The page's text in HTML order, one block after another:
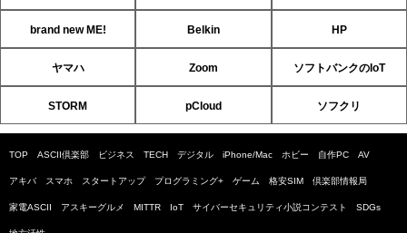
brand new ME! Belkin HP
ヤマハ Zoom ソフトバンクのIoT
STORM pCloud ソフクリ
TOP ASCII倶楽部 ビジネス TECH デジタル iPhone/Mac ホビー 自作PC AV
アキバ スマホ スタートアップ プログラミング+ ゲーム 格安SIM 倶楽部情報局
家電ASCII アスキーグルメ MITTR IoT サイバーセキュリティ小説コンテスト SDGs